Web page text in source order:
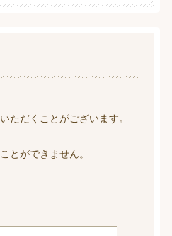
ただくことがございます。
とができません。